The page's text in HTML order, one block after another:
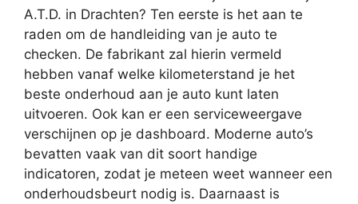
A.T.D. in Drachten? Ten eerste is het aan te
raden om de handleiding van je auto te
checken. De fabrikant zal hierin vermeld
hebben vanaf welke kilometerstand je het
beste onderhoud aan je auto kunt laten
uitvoeren. Ook kan er een serviceweergave
verschijnen op je dashboard. Moderne auto’s
bevatten vaak van dit soort handige
indicatoren, zodat je meteen weet wanneer een
onderhoudsbeurt nodig is. Daarnaast is